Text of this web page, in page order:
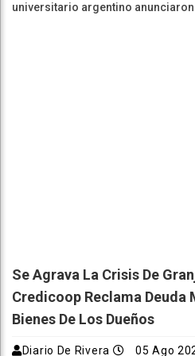
universitario argentino
Se Agrava La Crisis De
Credicoop Reclama Deuda
Bienes De Los Dueños
Diario De Rivera 05 Ago